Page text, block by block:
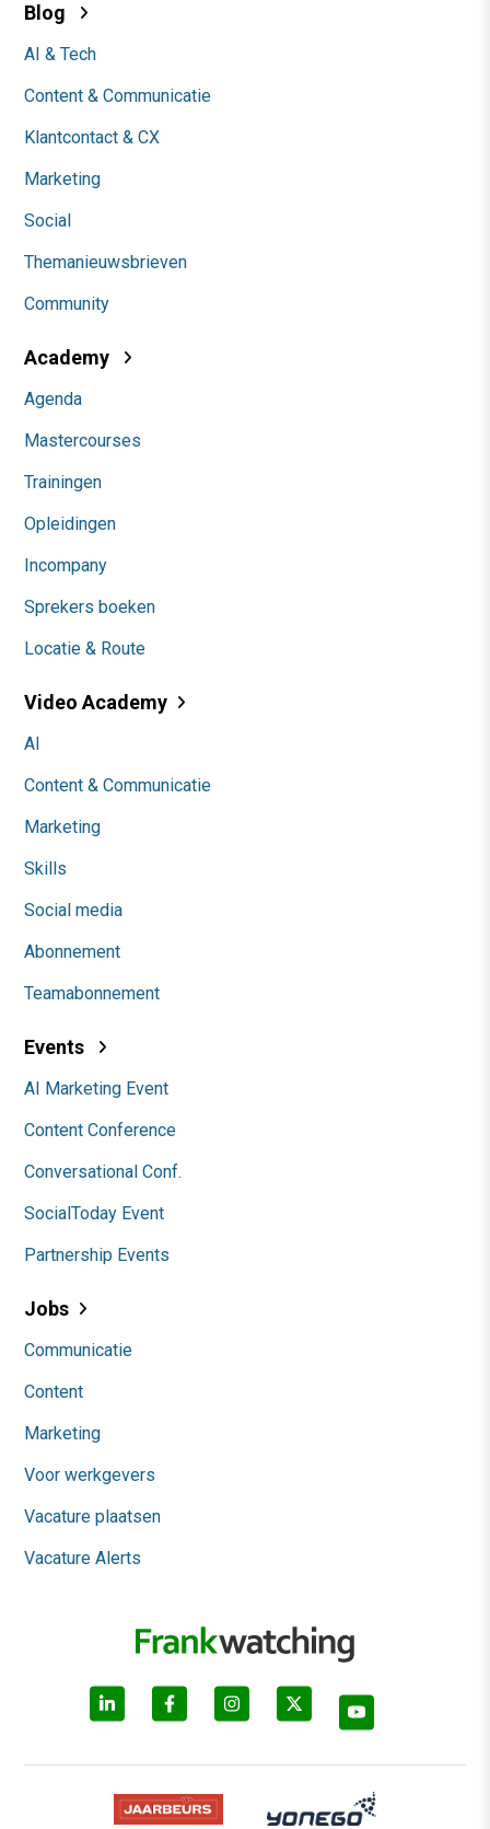
Blog
AI & Tech
Content & Communicatie
Klantcontact & CX
Marketing
Social
Themanieuwsbrieven
Community
Academy
Agenda
Mastercourses
Trainingen
Opleidingen
Incompany
Sprekers boeken
Locatie & Route
Video Academy
AI
Content & Communicatie
Marketing
Skills
Social media
Abonnement
Teamabonnement
Events
AI Marketing Event
Content Conference
Conversational Conf.
SocialToday Event
Partnership Events
Jobs
Communicatie
Content
Marketing
Voor werkgevers
Vacature plaatsen
Vacature Alerts